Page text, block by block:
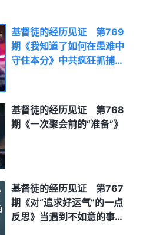
基督徒的经历见证 第769
期《我知道了如何在患难中
守住本分》中共疯狂抓捕迫
领，要担起自己的责任，随
时都有被抓、折磨致死的危
险，她是如何坚守本分的？
基督徒的经历见证 第768
期《一次聚会前的“准备”》
基督徒的经历见证 第767
期《对“追求好运气”的一点
反思》当遇到不如意的事，